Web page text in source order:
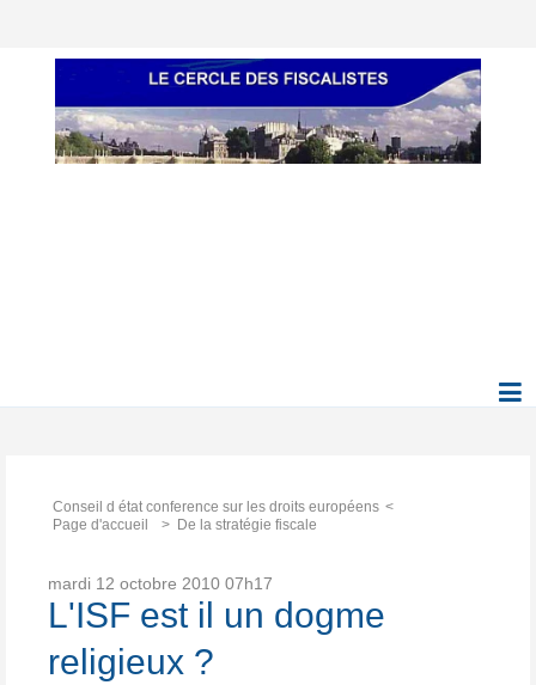
Conseil d état conference sur les droits européens
Page d'accueil
De la stratégie fiscale
mardi 12 octobre 2010 07h17
L'ISF est il un dogme
religieux ?